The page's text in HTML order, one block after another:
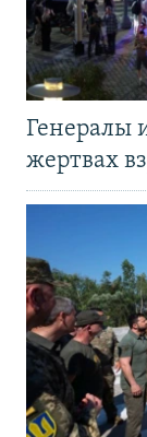
Генералы
жертвах